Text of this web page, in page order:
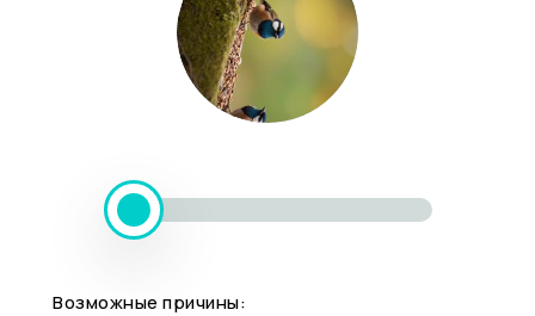
Возможные причины: